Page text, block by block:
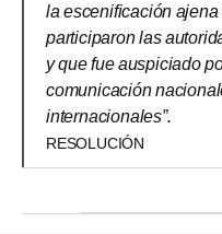
la escenificación
participaron las
y que fue auspiciado
comunicación
internacionales”.
RESOLUCIÓN